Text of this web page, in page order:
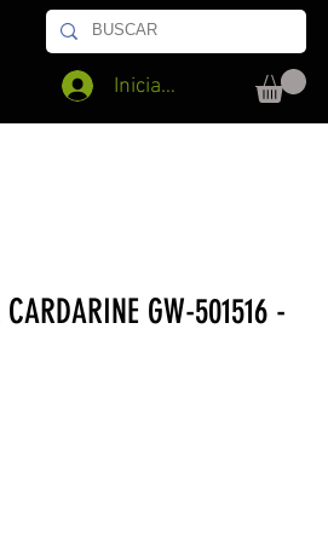
Iniciar sesión
CARDARINE GW-501516 -